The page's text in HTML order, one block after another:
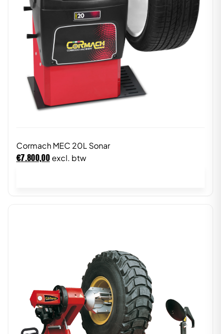
Cormach MEC 20L Sonar
€7.800,00 excl. btw